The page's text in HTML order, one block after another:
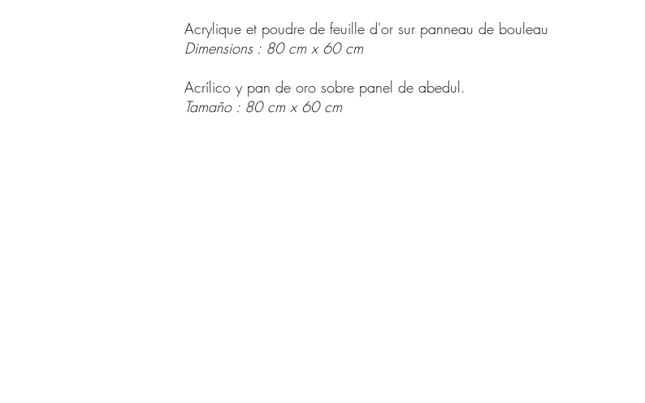
Acrylique et poudre de feuille d'or sur panneau de bouleau
Dimensions : 80 cm x 60 cm
Acrílico y pan de oro sobre panel de abedul.
Tamaño : 80 cm x 60 cm